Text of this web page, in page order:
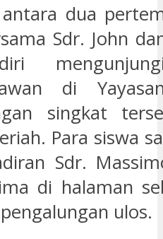
dua
Sdr. John
di
singkat
Para siswa
Sdr.
di halaman
ulos.